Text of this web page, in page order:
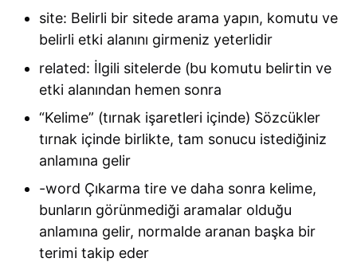
site: Belirli bir sitede arama yapın, komutu ve
belirli etki alanını girmeniz yeterlidir
related: İlgili sitelerde (bu komutu belirtin ve
etki alanından hemen sonra
“Kelime” (tırnak işaretleri içinde) Sözcükler
tırnak içinde birlikte, tam sonucu istediğiniz
anlamına gelir
-word Çıkarma tire ve daha sonra kelime,
bunların görünmediği aramalar olduğu
anlamına gelir, normalde aranan başka bir
terimi takip eder